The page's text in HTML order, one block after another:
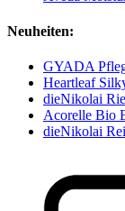
Neuheiten:
GYADA
Heartleaf
dieNikolai
Acorelle Bio
dieNikolai